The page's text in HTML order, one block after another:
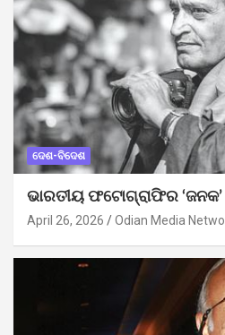
ଦେଶ-ବିଦେଶ
ଭାରତୀୟ ଫଟୋଗ୍ରାଫିର
April 26, 2026 Odian Media